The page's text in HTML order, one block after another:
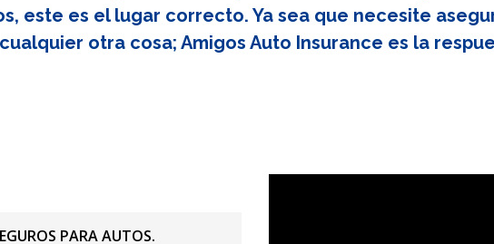
este es el lugar correcto. Ya sea que necesite
otra cosa; Amigos Auto Insurance es la
PARA AUTOS.